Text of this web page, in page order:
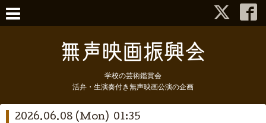
学校の芸術鑑賞会
活弁・生演奏付き無声映画公演の企画
2026.06.08 (Mon) 01:35